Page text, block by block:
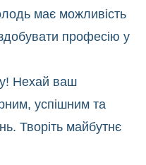
має можливість
професію у
Нехай ваш
успішним та
Творіть майбутнє